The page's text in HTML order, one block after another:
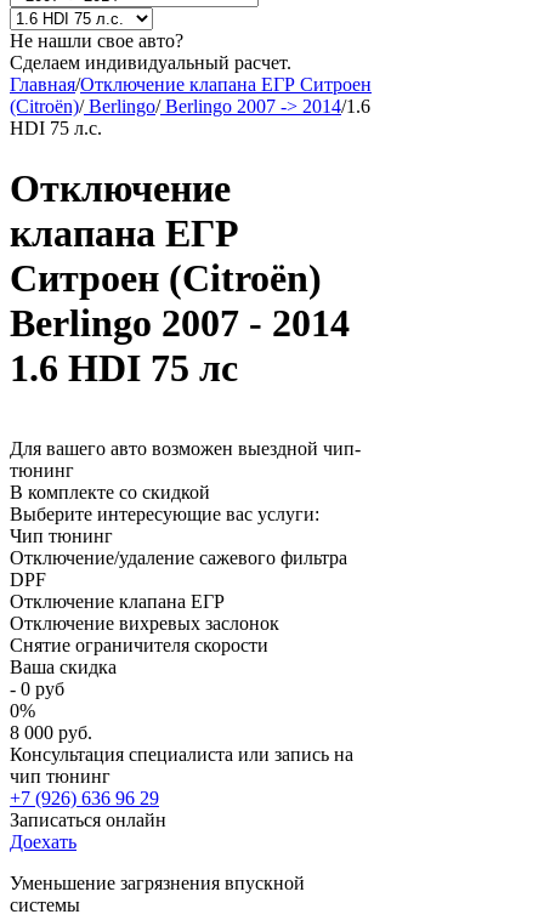
Не нашли свое авто?
Сделаем индивидуальный расчет.
Главная/Отключение клапана ЕГР Ситроен
(Citroën)/Berlingo/Berlingo 2007 -> 2014/1.6
HDI 75 л.с.
Отключение
клапана ЕГР
Ситроен (Citroën)
Berlingo 2007 - 2014
1.6 HDI 75 лс
Для вашего авто возможен выездной чип-
тюнинг
В комплекте со скидкой
Выберите интересующие вас услуги:
Чип тюнинг
Отключение/удаление сажевого фильтра
DPF
Отключение клапана ЕГР
Отключение вихревых заслонок
Снятие ограничителя скорости
Ваша скидка
- 0 руб
0%
8 000 руб.
Консультация специалиста или запись на
чип тюнинг
+7 (926) 636 96 29
Записаться онлайн
Доехать
Уменьшение загрязнения впускной
системы